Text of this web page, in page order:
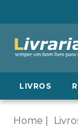
LIVROS
Home